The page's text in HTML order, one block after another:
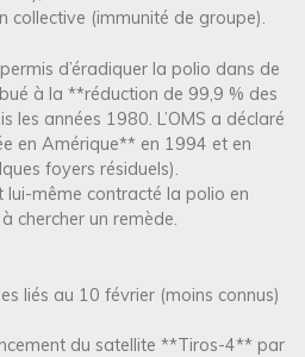
collective (immunité de groupe).
d’éradiquer la polio dans de
à la **réduction de 99,9 % des
les années 1980. L’OMS a déclaré
en Amérique** en 1994 et en
foyers résiduels).
même contracté la polio en
chercher un remède.
liés au 10 février (moins connus)
du satellite **Tiros-4** par